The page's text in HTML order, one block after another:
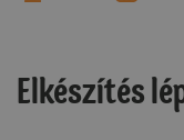
Elkészítés